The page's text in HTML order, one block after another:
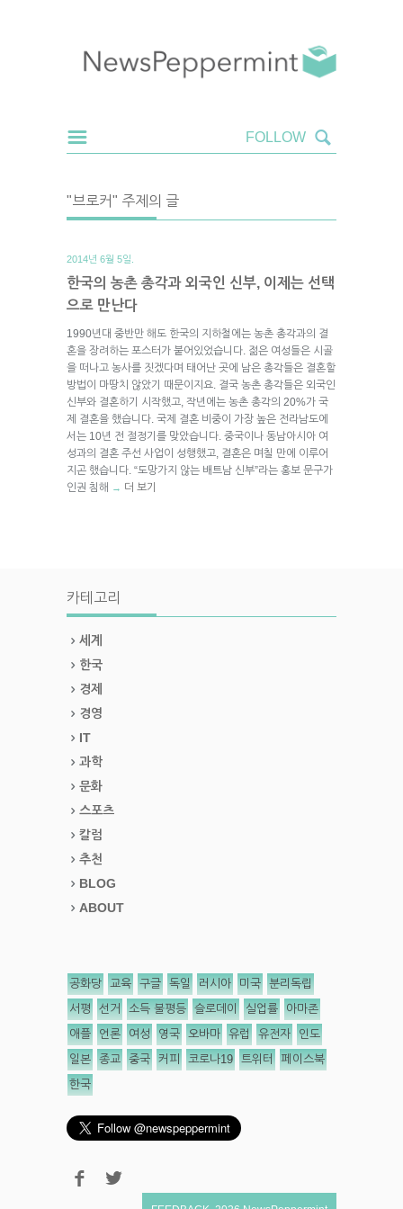
"브로커" 주제의 글
2014년 6월 5일.
한국의 농촌 총각과 외국인 신부, 이제는 선택
으로 만난다
1990년대 중반만 해도 한국의 지하철에는 농촌 총각과의 결
혼을 장려하는 포스터가 붙어있었습니다. 젊은 여성들은 시골
을 떠나고 농사를 짓겠다며 태어난 곳에 남은 총각들은 결혼할
방법이 마땅치 않았기 때문이지요. 결국 농촌 총각들은 외국인
신부와 결혼하기 시작했고, 작년에는 농촌 총각의 20%가 국
제 결혼을 했습니다. 국제 결혼 비중이 가장 높은 전라남도에
서는 10년 전 절정기를 맞았습니다. 중국이나 동남아시아 여
성과의 결혼 주선 사업이 성행했고, 결혼은 며칠 만에 이루어
지곤 했습니다. “도망가지 않는 배트남 신부”라는 홍보 문구가
인권 침해 → 더 보기
카테고리
세계
한국
경제
경영
IT
과학
문화
스포츠
칼럼
추천
BLOG
ABOUT
공화당 교육 구글 독일 러시아 미국 분리독립
서평 선거 소득 불평등 슬로데이 실업률 아마존
애플 언론 여성 영국 오바마 유럽 유전자 인도
일본 종교 중국 커피 코로나19 트위터 페이스북
한국